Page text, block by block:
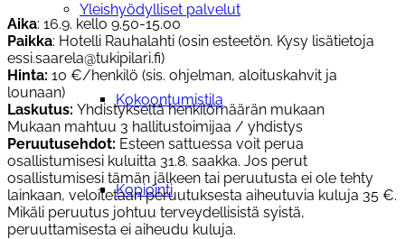
Yleishyödylliset palvelut
Kokoontumistila
Kopiointi
Aika: 16.9. kello 9.50-15.00
Paikka: Hotelli Rauhalahti (osin esteetön. Kysy lisätietoja
essi.saarela@tukipilari.fi)
Hinta: 10 €/henkilö (sis. ohjelman, aloituskahvit ja
lounaan)
Laskutus: Yhdistykseltä henkilömäärän mukaan
Mukaan mahtuu 3 hallitustoimijaa / yhdistys
Peruutusehdot: Esteen sattuessa voit perua
osallistumisesi kuluitta 31.8. saakka. Jos perut
osallistumisesi tämän jälkeen tai peruutusta ei ole tehty
lainkaan, veloitetaan peruutuksesta aiheutuvia kuluja 35 €.
Mikäli peruutus johtuu terveydellisistä syistä,
peruuttamisesta ei aiheudu kuluja.